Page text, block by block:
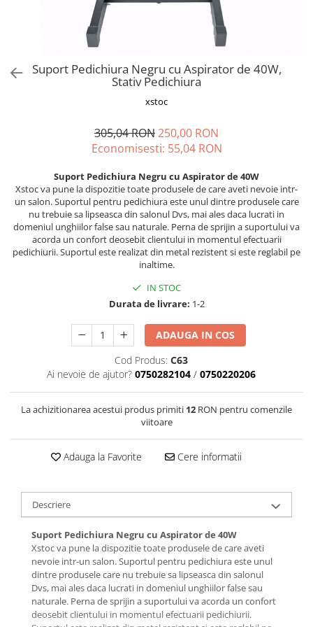
Geanta cosmetica
Incalzitoare si decantoare ceara
Masa manichiura
Suport Pedichiura Negru cu Aspirator de 40W,
Stativ Pedichiura
xstoc
305,04 RON250,00 RON
Economisesti: 55,04 RON
Suport Pedichiura Negru cu Aspirator de 40W
Xstoc va pune la dispozitie toate produsele de care aveti nevoie intr-
un salon. Suportul pentru pedichiura este unul dintre produsele care
nu trebuie sa lipseasca din salonul Dvs, mai ales daca lucrati in
domeniul unghiilor false sau naturale. Perna de sprijin a suportului va
acorda un confort deosebit clientului in momentul efectuarii
pedichiurii. Suportul este realizat din metal rezistent si este reglabil pe
inaltime.
IN STOC
Durata de livrare: 1-2
ADAUGA IN COS
Cod Produs: C63
Ai nevoie de ajutor? 0750282104 / 0750220206
La achizitionarea acestui produs primiti 12 RON pentru comenzile
viitoare
Adauga la Favorite Cere informatii
Descriere
Suport Pedichiura Negru cu Aspirator de 40W
Xstoc va pune la dispozitie toate produsele de care aveti
nevoie intr-un salon. Suportul pentru pedichiura este unul
dintre produsele care nu trebuie sa lipseasca din salonul
Dvs, mai ales daca lucrati in domeniul unghiilor false sau
naturale. Perna de sprijin a suportului va acorda un confort
deosebit clientului in momentul efectuarii pedichiurii.